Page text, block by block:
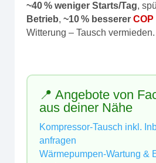
~40 % weniger Starts/Tag,
Betrieb, ~10 % besserer COP
Witterung – Tausch vermieden.
📍 Angebote von
aus deiner Nähe
Kompressor‑Tausch inkl.
anfragen
Wärmepumpen‑Wartung &